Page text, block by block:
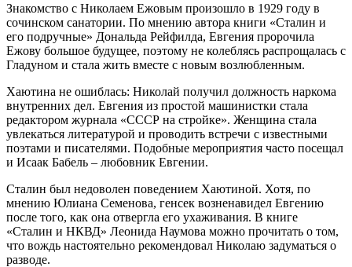
Знакомство с Николаем Ежовым произошло в 1929 году в
сочинском санатории. По мнению автора книги «Сталин и
его подручные» Дональда Рейфилда, Евгения пророчила
Ежову большое будущее, поэтому не колеблясь распрощалась с
Гладуном и стала жить вместе с новым возлюбленным.
Хаютина не ошиблась: Николай получил должность наркома
внутренних дел. Евгения из простой машинистки стала
редактором журнала «СССР на стройке». Женщина стала
увлекаться литературой и проводить встречи с известными
поэтами и писателями. Подобные мероприятия часто посещал
и Исаак Бабель – любовник Евгении.
Сталин был недоволен поведением Хаютиной. Хотя, по
мнению Юлиана Семенова, генсек возненавидел Евгению
после того, как она отвергла его ухаживания. В книге
«Сталин и НКВД» Леонида Наумова можно прочитать о том,
что вождь настоятельно рекомендовал Николаю задуматься о
разводе.